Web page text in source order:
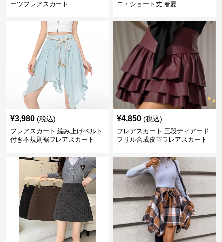
ーツフレアスカート
ニ・ショート丈 春夏
¥3,980 (税込)
フレアスカート 編み上げベルト
付き不規則裾フレアスカート
¥4,850 (税込)
フレアスカート 三段ティアード
フリル合成皮革フレアスカート